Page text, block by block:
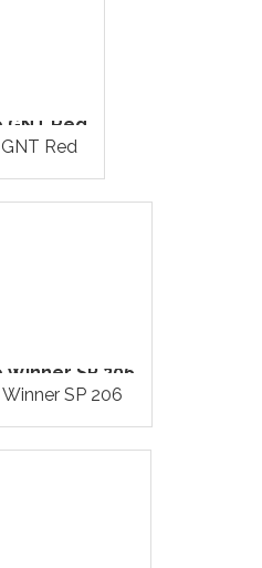
Red
Red
SP 206
SP 206